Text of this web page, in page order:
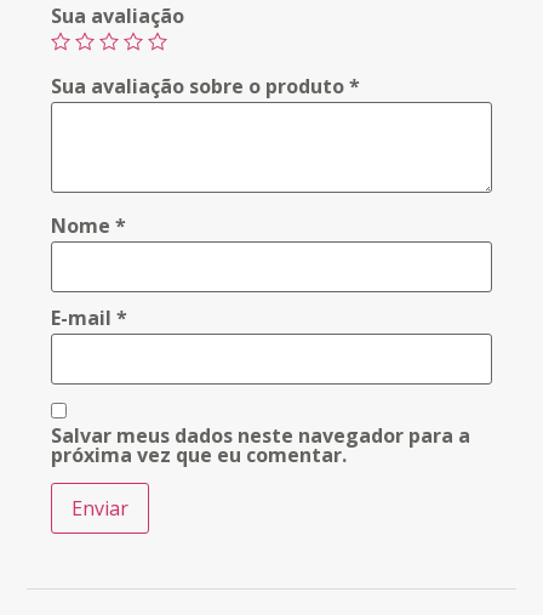
Sua avaliação
Sua avaliação sobre o produto*
Nome*
E-mail*
Salvar meus dados neste navegador para a
próxima vez que eu comentar.